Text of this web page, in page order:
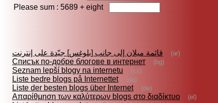
Please sum : 5689 + eight
قائمة ميلان إلى جانب [بلوغس] جيّدة على إنترنت (ar)
Списък по-добре блогове в интернет (bg)
Seznam lepší blogy na internetu (cs)
Liste bedre blogs på Internettet (da)
Liste der besten blogs über Internet (de)
Απαρίθμηση των καλύτερων blogs στο διαδίκτυο (el)